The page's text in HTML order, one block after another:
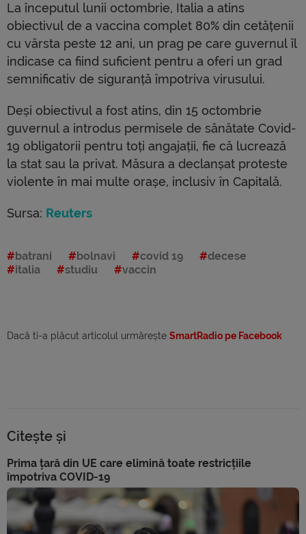
La începutul lunii octombrie, Italia a atins
obiectivul de a vaccina complet 80% din cetățenii
cu vârsta peste 12 ani, un prag pe care guvernul îl
indicase ca fiind suficient pentru a oferi un grad
semnificativ de siguranță împotriva virusului.
Deși obiectivul a fost atins, din 15 octombrie
guvernul a introdus permisele de sănătate Covid-
19 obligatorii pentru toți angajații, fie că lucrează
la stat sau la privat. Măsura a declanșat proteste
violente în mai multe orașe, inclusiv în Capitală.
Sursa: Reuters
batrani bolnavi covid 19
decese
italia
studiu vaccin
Dacă ti-a plăcut articolul urmărește SmartRadio pe Facebook
Citește și
Prima țară din UE care elimină toate restricțiile
împotriva COVID-19